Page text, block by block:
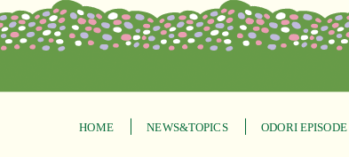
HOME NEWS&TOPICS ODORI EPISODE